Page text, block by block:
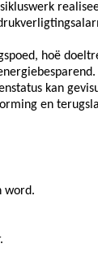
hoë
kan
en
word.